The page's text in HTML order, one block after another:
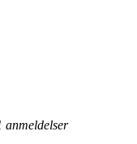
anmeldelser